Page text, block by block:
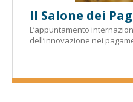
Il Salone dei
L’appuntamento
dell’innovazione nei